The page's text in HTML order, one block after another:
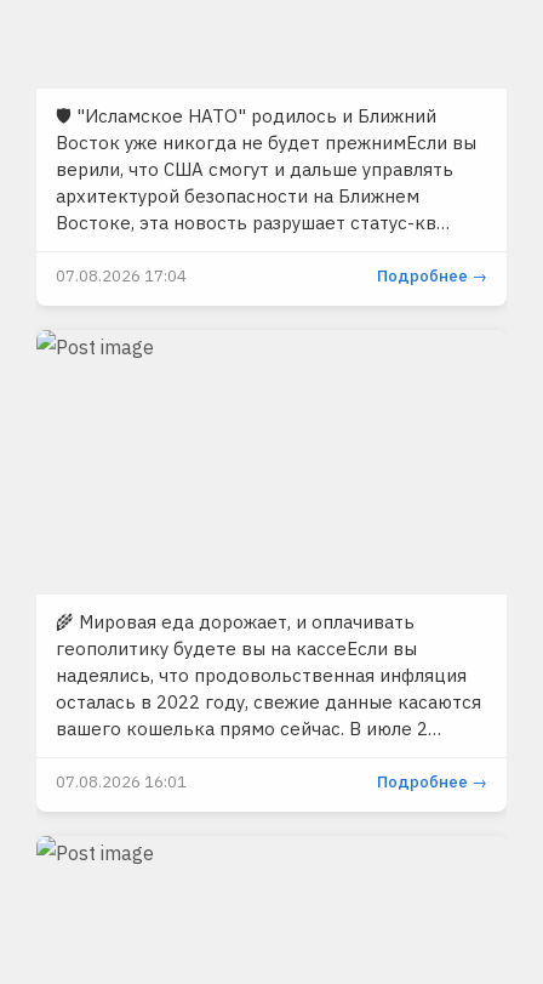
🛡 "Исламское НАТО" родилось и Ближний
Восток уже никогда не будет прежнимЕсли вы
верили, что США смогут и дальше управлять
архитектурой безопасности на Ближнем
Востоке, эта новость разрушает статус-кв…
07.08.2026 17:04 Подробнее →
🌾 Мировая еда дорожает, и оплачивать
геополитику будете вы на кассеЕсли вы
надеялись, что продовольственная инфляция
осталась в 2022 году, свежие данные касаются
вашего кошелька прямо сейчас. В июле 2…
07.08.2026 16:01 Подробнее →